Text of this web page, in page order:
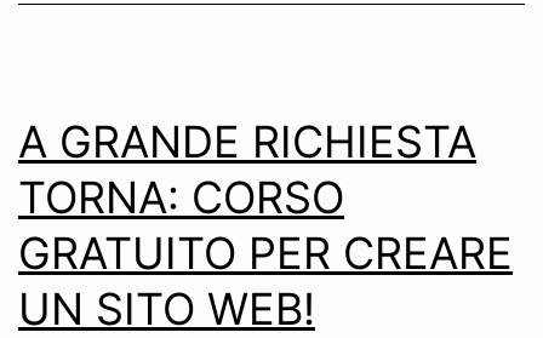
A GRANDE RICHIESTA
TORNA: CORSO
GRATUITO PER CREARE
UN SITO WEB!